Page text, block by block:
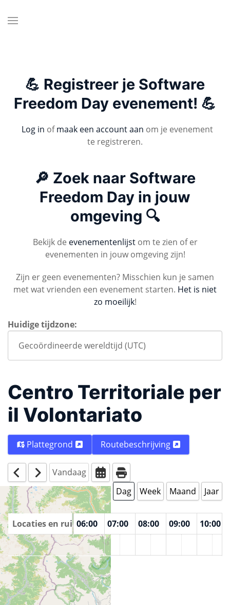
💪 Registreer je Software
Freedom Day evenement! 💪
Log in ofmaak een account aan om je evenement
te registreren.
🔎 Zoek naar Software
Freedom Day in jouw
omgeving 🔍
Bekijk de evenementenlijstom te zien of er
evenementen in jouw omgeving zijn!
Zijn er geen evenementen? Misschien kun je samen
met wat vrienden een evenement starten. Het is niet
zo moeilijk!
Huidige tijdzone:
Centro Territoriale per
il Volontariato
Plattegrond Routebeschrijving
Vandaag
augustus 6 2026 Dag Week Maand Jaar
Locaties en ruimtes
04:00 05:00 06:00 07:00 08:00 09:00
10:00
Centro Territoriale per il Volontariato